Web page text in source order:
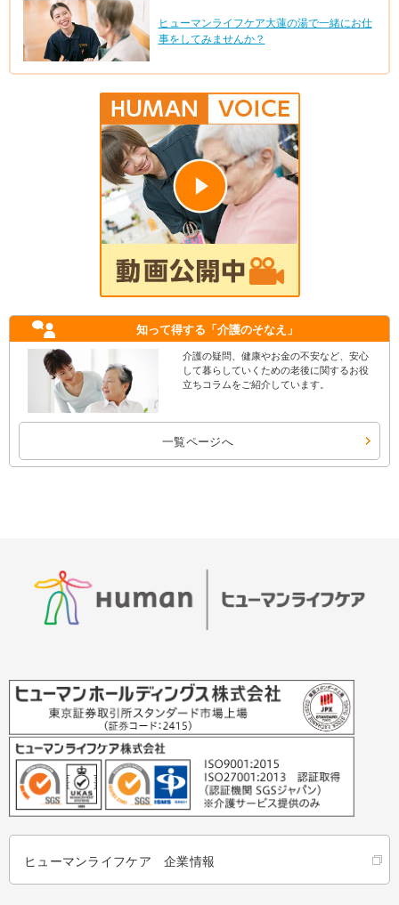
ヒューマンライフケア大蓮の湯で一緒にお仕
事をしてみませんか？
知って得する 「介護のそなえ」
介護の疑問、健康やお金の不安など、安心
して暮らしていくための老後に関するお役
立ちコラムをご紹介しています。
一覧ページへ
ヒューマンライフケア 企業情報